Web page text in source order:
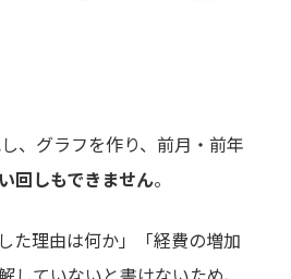
、グラフを作り、前月・前年
回しもできません。
た理由は何か」「経費の増加